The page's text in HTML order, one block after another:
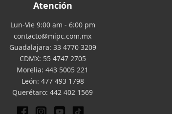
Atención
Lun-Vie 9:00 am - 6:00 pm
contacto@mipc.com.mx
Guadalajara: 33 4770 3209
CDMX: 55 4747 2705
Morelia: 443 5005 221
León: 477 493 1798
Querétaro: 442 402 1569